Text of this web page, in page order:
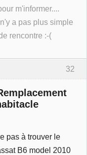
m'informer....
a pas plus simple
rencontre :-(
32
pas à trouver le
B6 model 2010